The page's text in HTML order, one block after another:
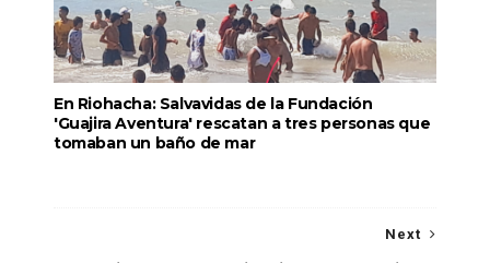
En Riohacha: Salvavidas de la Fundación
'Guajira Aventura' rescatan a tres personas que
tomaban un baño de mar
Next